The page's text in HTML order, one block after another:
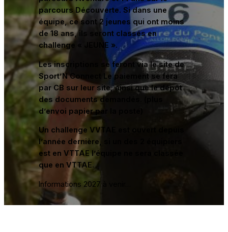
parcours Découverte. Si dans une
équipe, ce sont 2 jeunes qui ont moins
de 18 ans, ils seront classés en
challenge « JEUNE ».
Les inscriptions se feront via le site de
Sport’N Connect Le paiement se fera
par CB sur leur site, ainsi que le dépôt
des documents demandés. (plus
d’envoi papier par la poste)
Un challenge VVTAE est ouvert depuis
l’année dernière, si un des 2 équipiers
est en VTTAE l’équipe ne sera classée
que en VTTAE.
Informations 2027 à venir…